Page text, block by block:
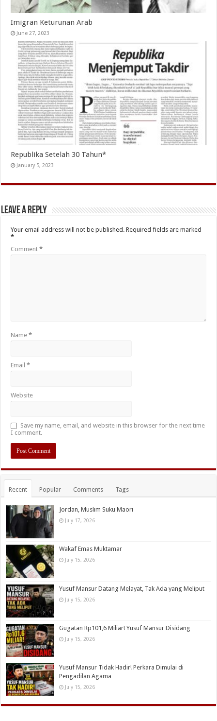
Imigran Keturunan Arab
June 27, 2023
Republika Setelah 30 Tahun*
January 5, 2023
Leave a Reply
Your email address will not be published. Required fields are marked
*
Comment*
Name*
Email*
Website
Save my name, email, and website in this browser for the next time
I comment.
Recent Popular Comments Tags
Jordan, Muslim Suku Maori
July 17, 2026
Wakaf Emas Muktamar
July 15, 2026
Yusuf Mansur Datang Melayat, Tak Ada yang Meliput
July 15, 2026
Gugatan Rp101,6 Miliar! Yusuf Mansur Disidang
July 15, 2026
Yusuf Mansur Tidak Hadir! Perkara Dimulai di
Pengadilan Agama
July 15, 2026